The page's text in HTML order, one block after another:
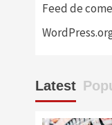
Feed de
Latest